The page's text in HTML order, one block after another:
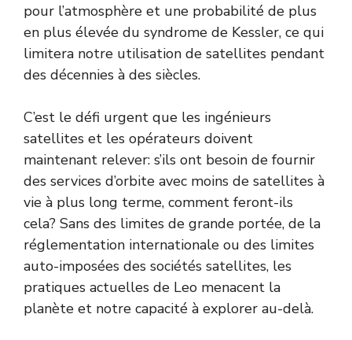
pour l’atmosphère et une probabilité de plus
en plus élevée du syndrome de Kessler, ce qui
limitera notre utilisation de satellites pendant
des décennies à des siècles.
C’est le défi urgent que les ingénieurs
satellites et les opérateurs doivent
maintenant relever: s’ils ont besoin de fournir
des services d’orbite avec moins de satellites à
vie à plus long terme, comment feront-ils
cela? Sans des limites de grande portée, de la
réglementation internationale ou des limites
auto-imposées des sociétés satellites, les
pratiques actuelles de Leo menacent la
planète et notre capacité à explorer au-delà.